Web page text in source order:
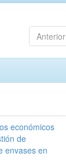
Anterior
económicos
de
envases en